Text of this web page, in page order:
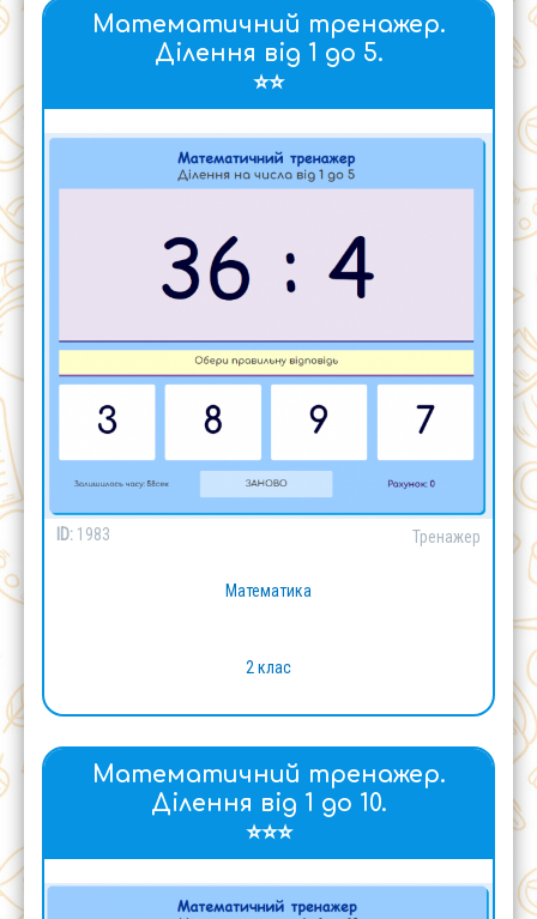
Математичний тренажер.
Ділення від 1 до 5.
⭐⭐
ID: 1983 Тренажер
Математика
2 клас
Математичний тренажер.
Ділення від 1 до 10.
⭐⭐⭐